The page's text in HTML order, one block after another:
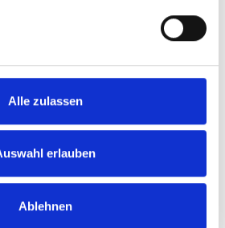
Alle zulassen
erlauben
Ablehnen
Durchschnittliche Bewertung von 5
Inhalt:
inkl. MwSt.zzgl. Versandkosten